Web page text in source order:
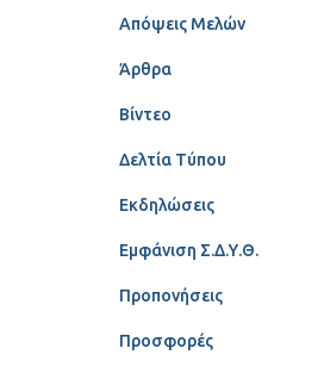
Απόψεις Μελών
Άρθρα
Βίντεο
Δελτία Τύπου
Εκδηλώσεις
Εμφάνιση Σ.Δ.Υ.Θ.
Προπονήσεις
Προσφορές